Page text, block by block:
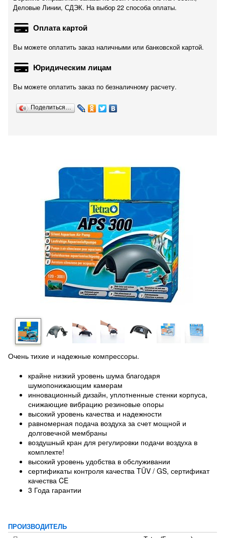
Деловые Линии, СДЭК. На выбор 22 способа оплаты.
Оплата картой
Вы можете оплатить заказ наличными или банковской картой.
Юридическим лицам
Вы можете оплатить заказ по безналичному расчету.
Поделиться…
Очень тихие и надежные компрессоры.
крайне низкий уровень шума благодаря
шумопонижающим камерам
инновационный дизайн, уплотненные стенки корпуса,
снижающие вибрацию резиновые опоры
высокий уровень качества и надежности
равномерная подача воздуха за счет мощной и
долговечной мембраны
воздушный кран для регулировки подачи воздуха в
комплекте!
высокий уровень удобства в обслуживании
сертификаты контроля качества TÜV / GS, сертификат
качества CE
3 Года гарантии
ПРОИЗВОДИТЕЛЬ